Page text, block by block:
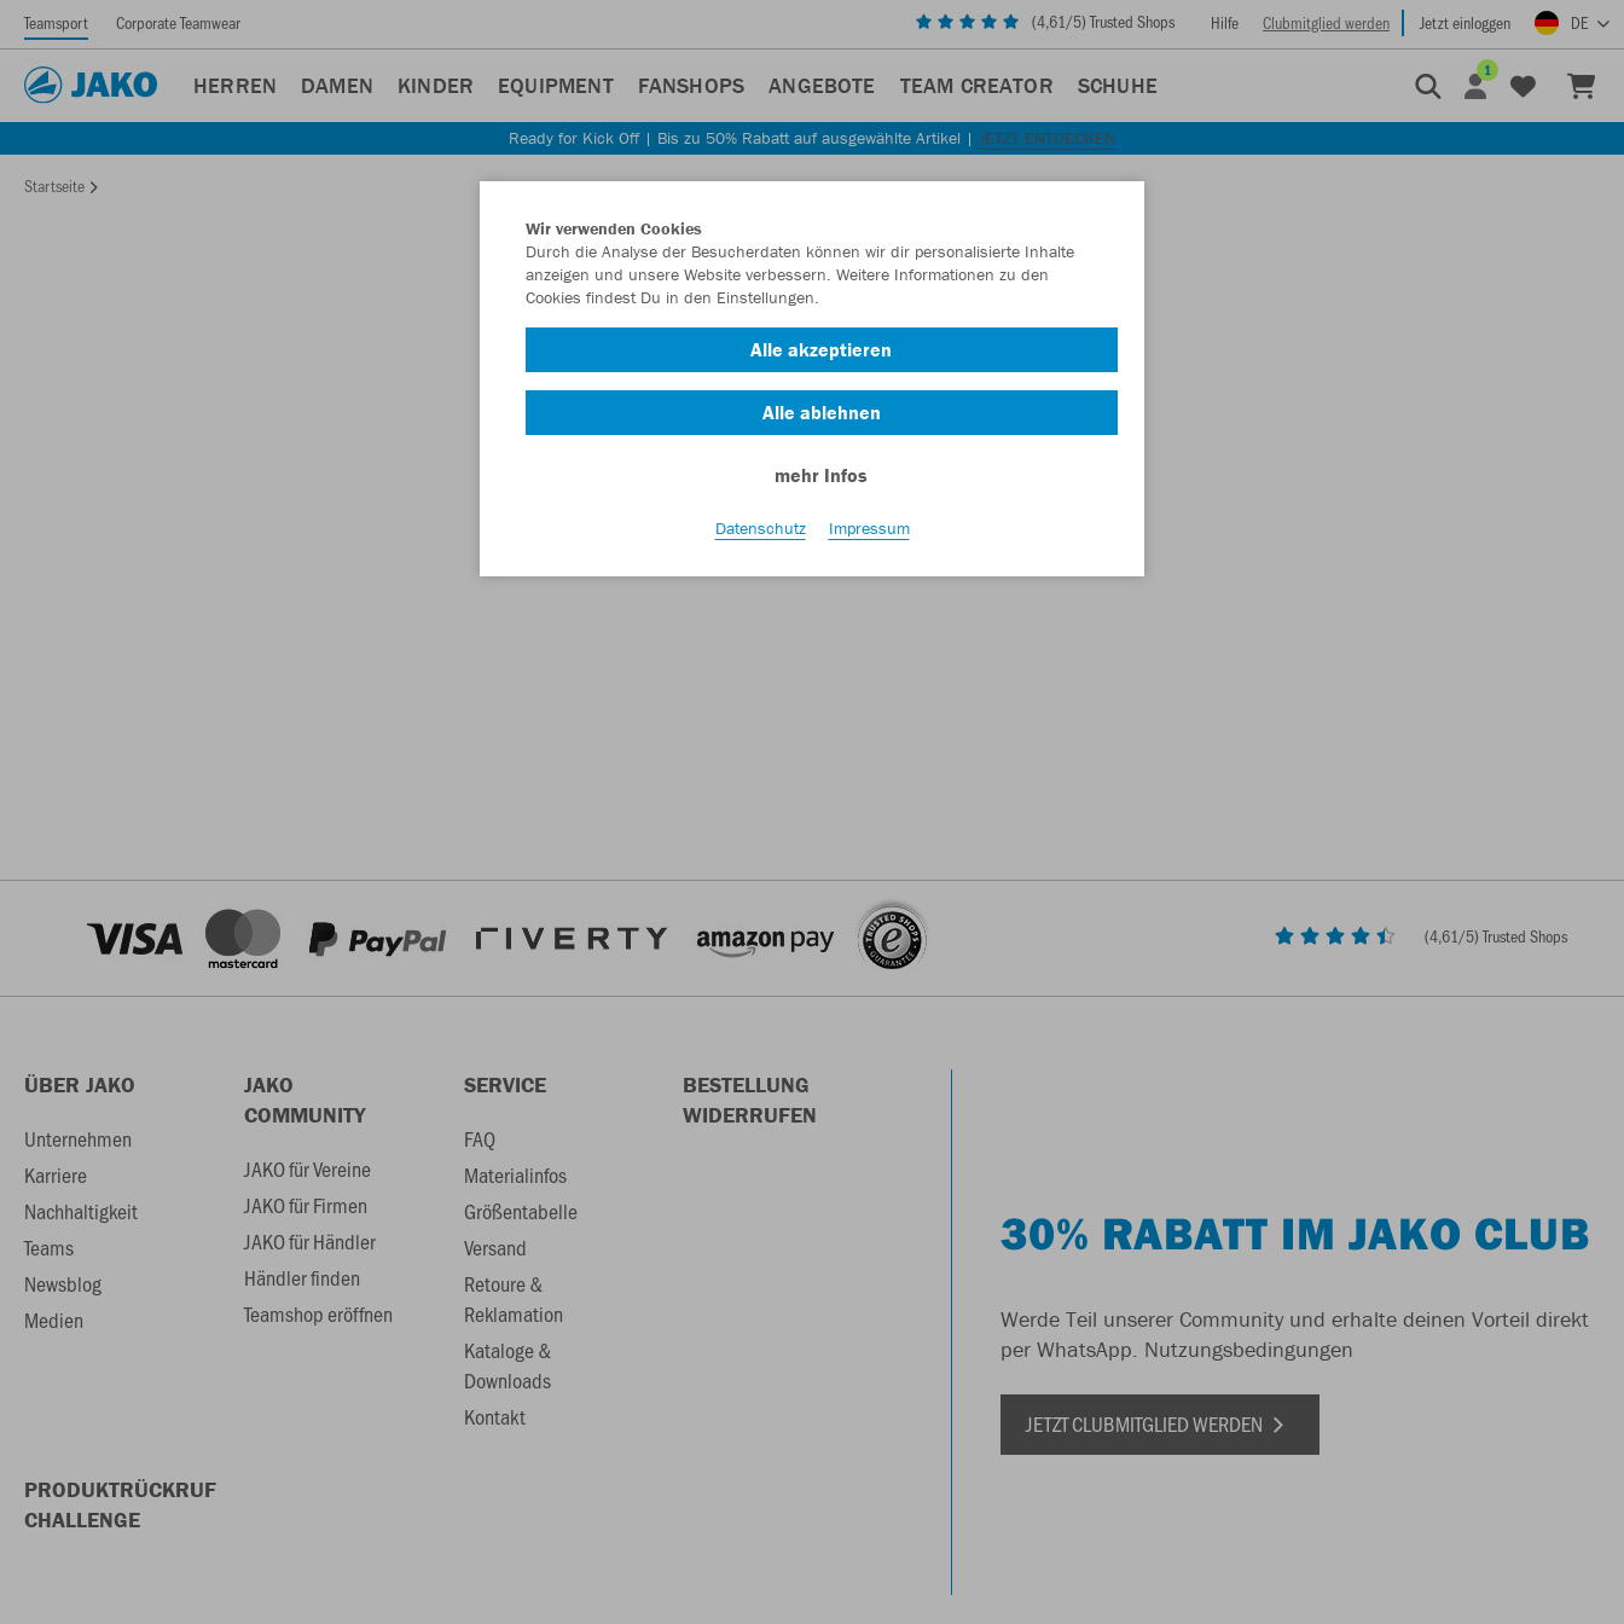
Teamsport Corporate Teamwear (4,61/5) Trusted Shops Hilfe Clubmitglied werden Jetzt einloggen DE
HERREN DAMEN KINDER EQUIPMENT FANSHOPS ANGEBOTE TEAM CREATOR SCHUHE
1
Ready for Kick Off | Bis zu 50% Rabatt auf ausgewählte Artikel | JETZT ENTDECKEN
Startseite
(4,61/5) Trusted Shops
ÜBER JAKO
Unternehmen
Karriere
Nachhaltigkeit
Teams
Newsblog
Medien
JAKO
COMMUNITY
JAKO für Vereine
JAKO für Firmen
JAKO für Händler
Händler finden
Teamshop eröffnen
SERVICE
FAQ
Materialinfos
Größentabelle
Versand
Retoure &
Reklamation
Kataloge &
Downloads
Kontakt
BESTELLUNG
WIDERRUFEN
PRODUKTRÜCKRUF
CHALLENGE
30% RABATT IM JAKO CLUB
Werde Teil unserer Community und erhalte deinen Vorteil direkt
per WhatsApp. Nutzungsbedingungen
JETZT CLUBMITGLIED WERDEN
Wir verwenden Cookies
Durch die Analyse der Besucherdaten können wir dir personalisierte Inhalte
anzeigen und unsere Website verbessern. Weitere Informationen zu den
Cookies findest Du in den Einstellungen.
Alle akzeptieren
Alle ablehnen
mehr Infos
Datenschutz Impressum